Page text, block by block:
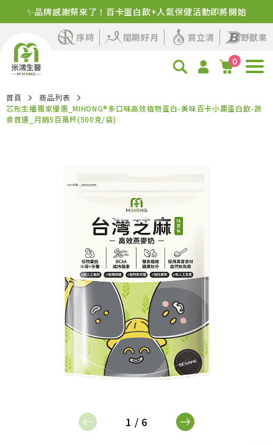
新客首購！明星商品+1元多1件
序時 閨期好月 買立清
野獸果
0
首頁
商品列表
芯彤主播獨家優惠_MIHONG®多口味高效植物蛋白-美味百卡小農蛋白飲-蔬
食首選_月銷5百萬杯(500克/袋)
1 / 6